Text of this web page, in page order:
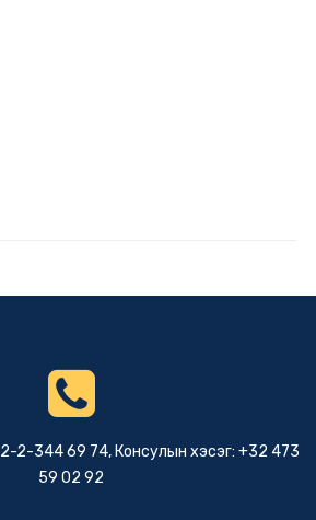
2-344 69 74, Консулын хэсэг: +32 473
59 02 92